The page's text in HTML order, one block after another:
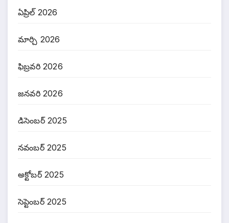
ఏప్రిల్ 2026
మార్చి 2026
ఫిబ్రవరి 2026
జనవరి 2026
డిసెంబర్ 2025
నవంబర్ 2025
అక్టోబర్ 2025
సెప్టెంబర్ 2025